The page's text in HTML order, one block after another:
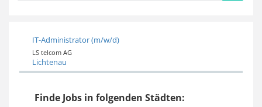
IT-Administrator (m/w/d)
LS telcom AG
Lichtenau
Finde Jobs in folgenden Städten: